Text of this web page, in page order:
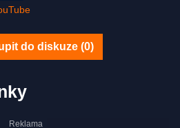
do diskuze (0)